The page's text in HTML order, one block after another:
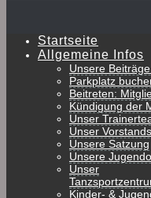
Startseite
Allgemeine Infos
Unsere
Parkplatz
Beitreten:
Kündigung der
Unser
Unser
Unsere Satzung
Unsere
Unser
Kinder- &